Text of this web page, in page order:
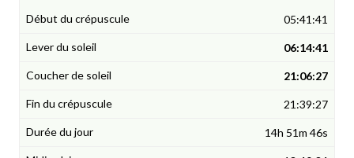
05:41:41
06:14:41
21:06:27
21:39:27
14h 51m 46s